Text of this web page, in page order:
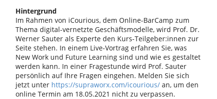
Hintergrund
Im Rahmen von iCourious, dem Online-BarCamp zum
Thema digital-vernetzte Geschäftsmodelle, wird Prof. Dr.
Werner Sauter als Experte den Kurs-Teilgeber:innen zur
Seite stehen. In einem Live-Vortrag erfahren Sie, was
New Work und Future Learning sind und wie es gestaltet
werden kann. In einer Fragestunde wird Prof. Sauter
persönlich auf Ihre Fragen eingehen. Melden Sie sich
jetzt unter https://supraworx.com/icourious/an, um den
online Termin am 18.05.2021 nicht zu verpassen.